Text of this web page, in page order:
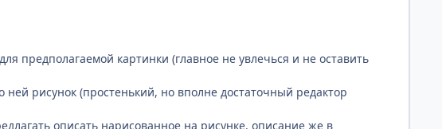
предполагаемой картинки (главное не увлечься и не оставить
рисунок (простенький, но вполне достаточный редактор
описать нарисованное на рисунке. описание же в